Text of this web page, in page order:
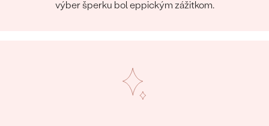
výber šperku bol eppickým zážitkom.